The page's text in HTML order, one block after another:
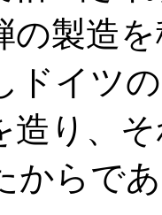
の製造
ドイツ
造り、
からで